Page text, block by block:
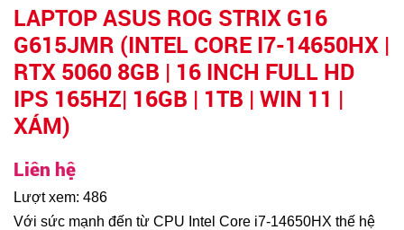
LAPTOP ASUS ROG STRIX G16
G615JMR (INTEL CORE I7-14650HX |
RTX 5060 8GB | 16 INCH FULL HD
IPS 165HZ| 16GB | 1TB | WIN 11 |
XÁM)
Liên hệ
Lượt xem: 486
Với sức mạnh đến từ CPU Intel Core i7-14650HX thế hệ